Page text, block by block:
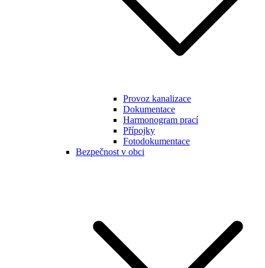
Provoz kanalizace
Dokumentace
Harmonogram prací
Přípojky
Fotodokumentace
Bezpečnost v obci